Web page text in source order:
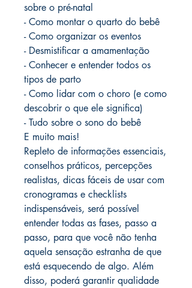
sobre o pré-natal
- Como montar o quarto do bebê
- Como organizar os eventos
- Desmistificar a amamentação
- Conhecer e entender todos os
tipos de parto
- Como lidar com o choro (e como
descobrir o que ele significa)
- Tudo sobre o sono do bebê
E muito mais!
Repleto de informações essenciais,
conselhos práticos, percepções
realistas, dicas fáceis de usar com
cronogramas e checklists
indispensáveis, será possível
entender todas as fases, passo a
passo, para que você não tenha
aquela sensação estranha de que
está esquecendo de algo. Além
disso, poderá garantir qualidade